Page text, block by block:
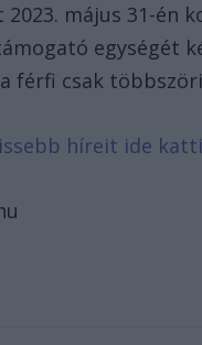
2023. május 31-
egységét
férfi csak
híreit ide